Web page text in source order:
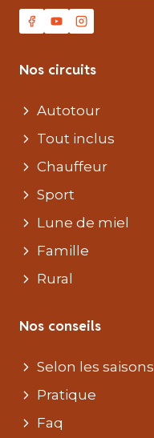
Nos circuits
Autotour
Tout inclus
Chauffeur
Sport
Lune de miel
Famille
Rural
Nos conseils
Selon les saisons
Pratique
Faq